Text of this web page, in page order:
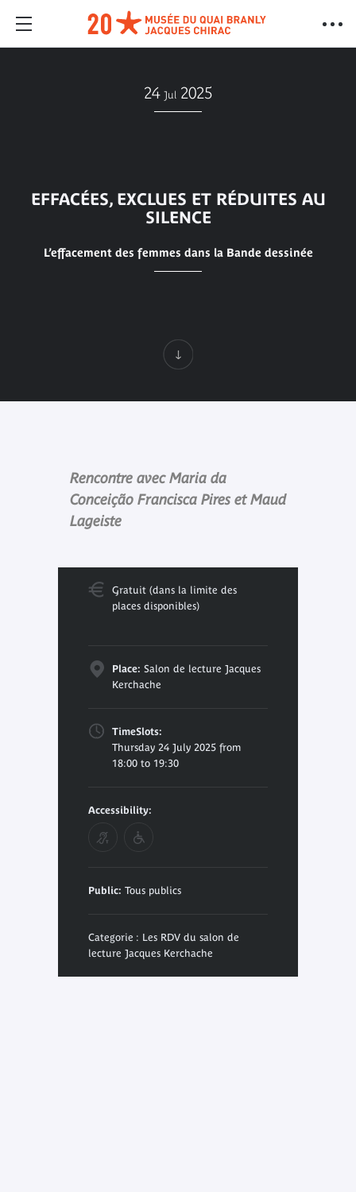
24 Jul 2025
EFFACÉES, EXCLUES ET RÉDUITES AU
SILENCE
L’effacement des femmes dans la Bande dessinée
Rencontre avec Maria da
Conceição Francisca Pires et Maud
Lageiste
Gratuit (dans la limite des
places disponibles)
Place: Salon de lecture Jacques
Kerchache
TimeSlots:
Thursday 24 July 2025 from
18:00 to 19:30
Accessibility:
Public: Tous publics
Categorie : Les RDV du salon de
lecture Jacques Kerchache